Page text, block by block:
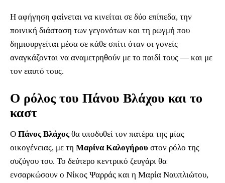
Η αφήγηση φαίνεται να κινείται σε δύο επίπεδα, την
ποινική διάσταση των γεγονότων και τη ρωγμή που
δημιουργείται μέσα σε κάθε σπίτι όταν οι γονείς
αναγκάζονται να αναμετρηθούν με το παιδί τους — και με
τον εαυτό τους.
Ο ρόλος του Πάνου Βλάχου και το
καστ
Ο Πάνος Βλάχοςθα υποδυθεί τον πατέρα της μίας
οικογένειας, με τη Μαρίνα Καλογήρου στον ρόλο της
συζύγου του. Το δεύτερο κεντρικό ζευγάρι θα
ενσαρκώσουν ο Νίκος Ψαρράς και η Μαρία Ναυπλιώτου,